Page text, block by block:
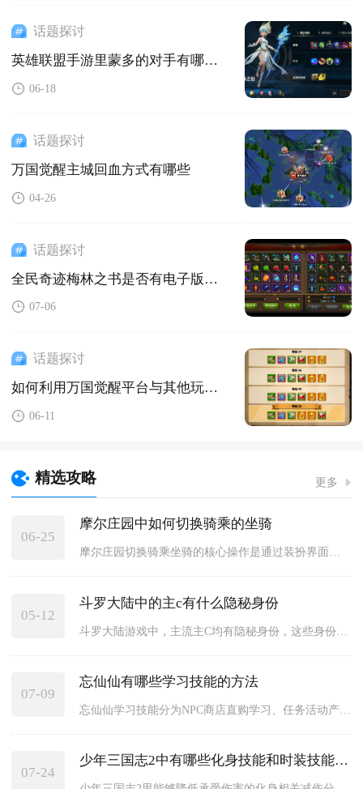
话题探讨
英雄联盟手游里蒙多的对手有哪些英雄
06-18
话题探讨
万国觉醒主城回血方式有哪些
04-26
话题探讨
全民奇迹梅林之书是否有电子版本可供下载
07-06
话题探讨
如何利用万国觉醒平台与其他玩家沟通
06-11
精选攻略 更多
06-25
摩尔庄园中如何切换骑乘的坐骑
摩尔庄园切换骑乘坐骑的核心操作是通过装扮界面的载具栏快速替换...
05-12
斗罗大陆中的主c有什么隐秘身份
07-09
忘仙仙有哪些学习技能的方法
07-24
少年三国志2中有哪些化身技能和时装技能可以减少伤害